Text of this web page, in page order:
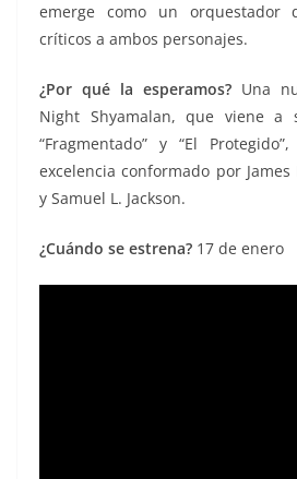
emerge como un orquestador
críticos a ambos personajes.
¿Por qué la esperamos? Una
Night Shyamalan, que viene a
“Fragmentado” y “El
excelencia conformado por
y Samuel L. Jackson.
¿Cuándo se estrena? 17 de enero